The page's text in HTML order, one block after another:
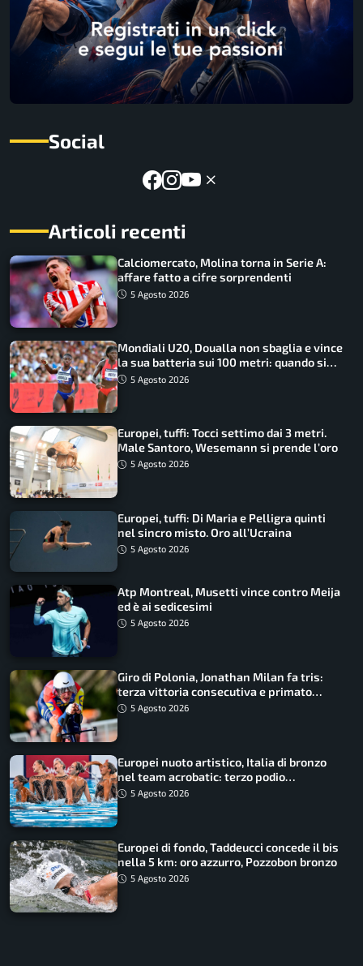
Social
Articoli recenti
Calciomercato, Molina torna in Serie A:
affare fatto a cifre sorprendenti
5 Agosto 2026
Mondiali U20, Doualla non sbaglia e vince
la sua batteria sui 100 metri: quando si
disputano le finali
5 Agosto 2026
Europei, tuffi: Tocci settimo dai 3 metri.
Male Santoro, Wesemann si prende l’oro
5 Agosto 2026
Europei, tuffi: Di Maria e Pelligra quinti
nel sincro misto. Oro all’Ucraina
5 Agosto 2026
Atp Montreal, Musetti vince contro Meija
ed è ai sedicesimi
5 Agosto 2026
Giro di Polonia, Jonathan Milan fa tris:
terza vittoria consecutiva e primato
rafforzato
5 Agosto 2026
Europei nuoto artistico, Italia di bronzo
nel team acrobatic: terzo podio
consecutivo
5 Agosto 2026
Europei di fondo, Taddeucci concede il bis
nella 5 km: oro azzurro, Pozzobon bronzo
5 Agosto 2026